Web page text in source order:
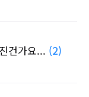
건가요... (2)